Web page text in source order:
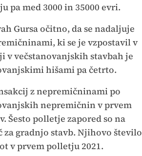
pa med 3000 in 35000 evri.
Gursa očitno, da se nadaljuje
ki se je vzpostavil v
v večstanovanjskih stavbah je
hišami pa četrto.
z nepremičninami po
nepremičnin v prvem
Šesto polletje zapored so na
gradnjo stavb. Njihovo število
v prvem polletju 2021.